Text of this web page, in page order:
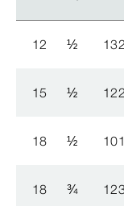
12 ½
15 ½
18 ½
18 ¾